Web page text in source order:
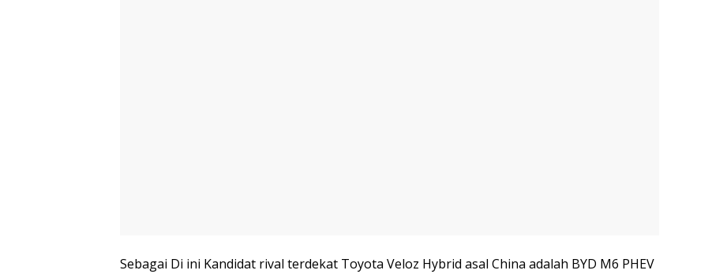
Sebagai Di ini Kandidat rival terdekat Toyota Veloz Hybrid asal China adalah BYD M6 PHEV